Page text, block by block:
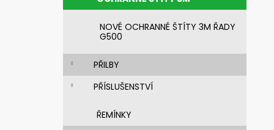
NOVÉ OCHRANNÉ ŠTÍTY 3M ŘADY
G500
PŘILBY
PŘÍSLUŠENSTVÍ
ŘEMÍNKY
NEHOŘLAVÁ BLŮZA JAKUB